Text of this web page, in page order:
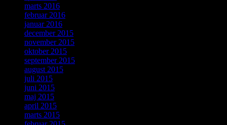
marts 2016
februar 2016
januar 2016
december 2015
november 2015
oktober 2015
september 2015
august 2015
juli 2015
juni 2015
maj 2015
april 2015
marts 2015